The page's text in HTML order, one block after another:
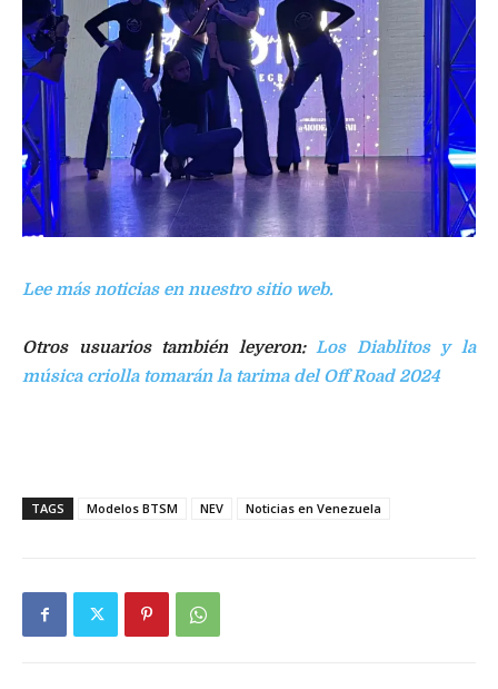
Lee más noticias en nuestro sitio web.
Otros usuarios también leyeron:Los Diablitos y la
música criolla tomarán la tarima del Off Road 2024
TAGS Modelos BTSM NEV Noticias en Venezuela